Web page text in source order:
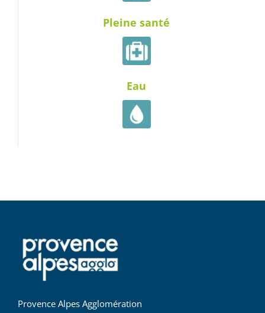
Pleine santé
Eau
Provence Alpes Agglomération